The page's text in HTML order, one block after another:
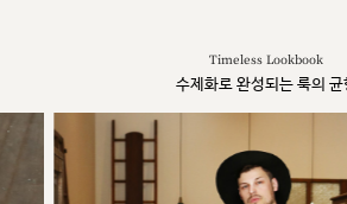
Timeless Lookbook
수제화로 완성되는 룩의 균